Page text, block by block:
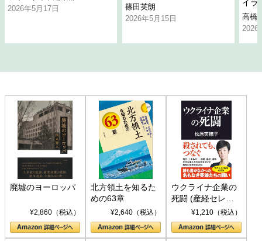
2026年5月17日
篠田英朗
2026年5月15日
イラ
高橋
2026
廃墟のヨーロッパ
¥2,860（税込）
北方領土を知るた
めの63章
¥2,640（税込）
ウクライナ企業の
死闘 (産経セレク
ト S 039)¥1,210（税込）